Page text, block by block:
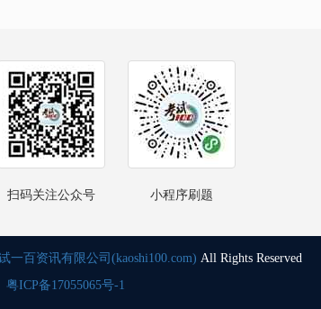
扫码关注公众号 小程序刷题
一百资讯有限公司(kaoshi100.com) All Rights Reserved
粤ICP备17055065号-1